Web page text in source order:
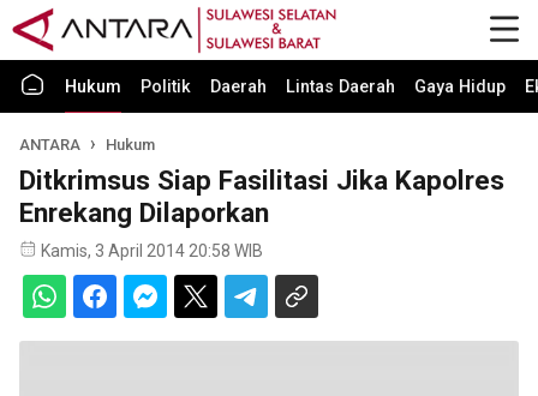
Hukum Politik Daerah Lintas Daerah Gaya Hidup
ANTARA Hukum
Ditkrimsus Siap Fasilitasi Jika Kapolres
Enrekang Dilaporkan
Kamis, 3 April 2014 20:58 WIB